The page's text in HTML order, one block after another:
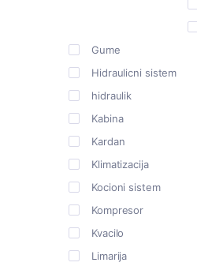
Gume
Hidraulicni sistem
hidraulik
Kabina
Kardan
Klimatizacija
Kocioni sistem
Kompresor
Kvacilo
Limarija